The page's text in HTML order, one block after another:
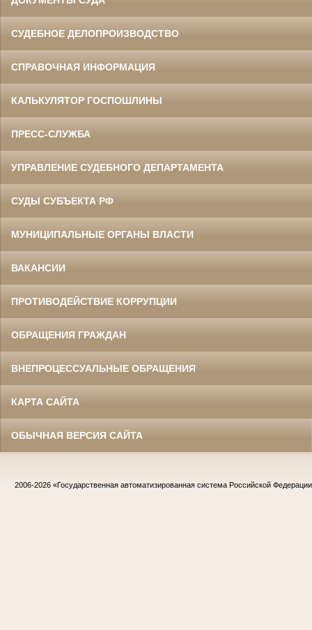
СУДЕБНОЕ ДЕЛОПРОИЗВОДСТВО
СПРАВОЧНАЯ ИНФОРМАЦИЯ
КАЛЬКУЛЯТОР ГОСПОШЛИНЫ
ПРЕСС-СЛУЖБА
УПРАВЛЕНИЕ СУДЕБНОГО ДЕПАРТАМЕНТА
СУДЫ СУБЪЕКТА РФ
МУНИЦИПАЛЬНЫЕ ОРГАНЫ ВЛАСТИ
ВАКАНСИИ
ПРОТИВОДЕЙСТВИЕ КОРРУПЦИИ
ОБРАЩЕНИЯ ГРАЖДАН
ВНЕПРОЦЕССУАЛЬНЫЕ ОБРАЩЕНИЯ
КАРТА САЙТА
ОБЫЧНАЯ ВЕРСИЯ САЙТА
2006-2026 «Государственная автоматизированная система Российской